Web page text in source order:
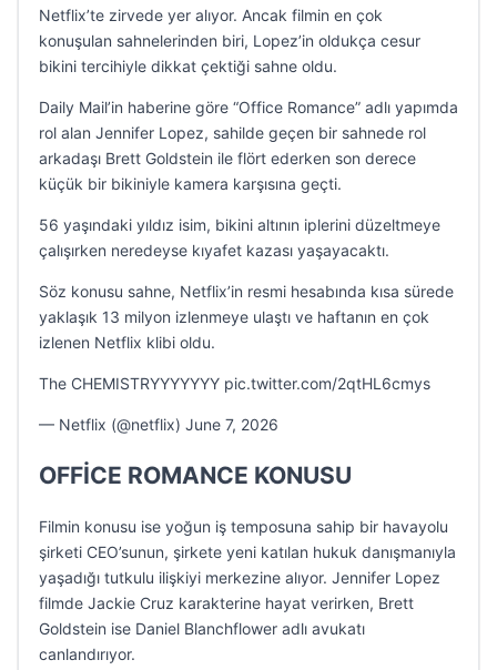
Netflix’te zirvede yer alıyor. Ancak filmin en çok
konuşulan sahnelerinden biri, Lopez’in oldukça cesur
bikini tercihiyle dikkat çektiği sahne oldu.
Daily Mail’in haberine göre “Office Romance” adlı yapımda
rol alan Jennifer Lopez, sahilde geçen bir sahnede rol
arkadaşı Brett Goldstein ile flört ederken son derece
küçük bir bikiniyle kamera karşısına geçti.
56 yaşındaki yıldız isim, bikini altının iplerini düzeltmeye
çalışırken neredeyse kıyafet kazası yaşayacaktı.
Söz konusu sahne, Netflix’in resmi hesabında kısa sürede
yaklaşık 13 milyon izlenmeye ulaştı ve haftanın en çok
izlenen Netflix klibi oldu.
The CHEMISTRYYYYYYY pic.twitter.com/2qtHL6cmys
— Netflix (@netflix) June 7, 2026
OFFİCE ROMANCE KONUSU
Filmin konusu ise yoğun iş temposuna sahip bir havayolu
şirketi CEO’sunun, şirkete yeni katılan hukuk danışmanıyla
yaşadığı tutkulu ilişkiyi merkezine alıyor. Jennifer Lopez
filmde Jackie Cruz karakterine hayat verirken, Brett
Goldstein ise Daniel Blanchflower adlı avukatı
canlandırıyor.